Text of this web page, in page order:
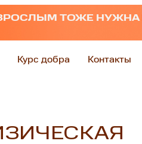
ТОЖЕ
Курс добра Контакты